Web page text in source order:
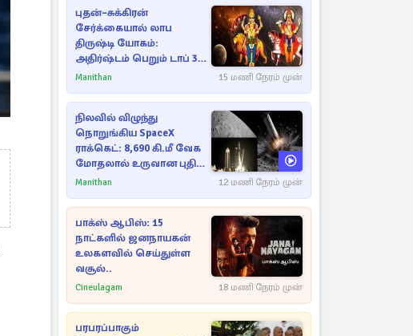
புதன்–சுக்கிரன்
சேர்க்கையால் லாப
திருஷ்டி யோகம்:
அதிர்ஷ்டம் பெறும் டாப் 3
ராசிகள்!
Manithan 15 மணி நேரம் முன்
நிலவில் விழுந்து
நொறுங்கிய SpaceX
ராக்கெட்: 8,690 கி.மீ வேக
மோதலால் உருவான புதிய
பள்ளம்!
Manithan 12 மணி நேரம் முன்
பாக்ஸ் ஆபிஸ்: 15
நாட்களில் ஜனநாயகன்
உலகளவில் செய்துள்ள
வசூல்..
Cineulagam 18 மணி நேரம் முன்
பரபரப்பாகும்